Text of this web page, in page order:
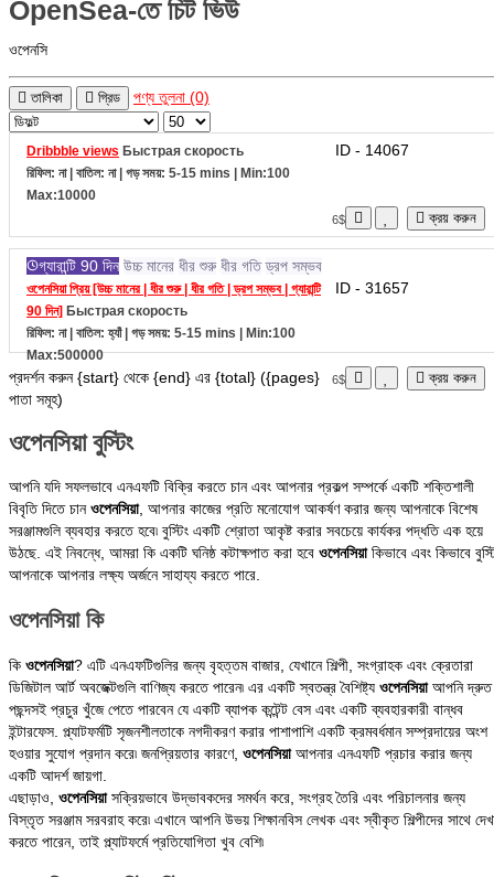
ওপেনসি
তালিকা গ্রিড পণ্য তুলনা (0)
Dribbble views Быстрая скорость
রিফিল: না | বাতিল: না | গড় সময়: 5-15 mins| Min:100
Max:10000
ID - 14067
গ্যারান্টি 90 দিন উচ্চ মানের ধীর শুরু ধীর গতি ড্রপ সম্ভব
ওপেনসিয়া প্রিয় [উচ্চ মানের | ধীর শুরু | ধীর গতি | ড্রপ সম্ভব | গ্যারান্টি
90 দিন] Быстрая скорость
রিফিল: না | বাতিল: হ্যাঁ | গড় সময়: 5-15 mins
Max:500000
ক্রয় করুন
প্রদর্শন করুন {start} থেকে {end} এর {total} ({pages}
পাতা সমূহ)
আপনি যদি সফলভাবে এনএফটি বিক্রি করতে চান এবং আপনার প্রকল্প সম্পর্কে একটি শক্তিশালী
বিবৃতি দিতে চানওপেনসিয়া, আপনার কাজের প্রতি মনোযোগ আকর্ষণ করার জন্য আপনাকে বিশেষ
সরঞ্জামগুলি ব্যবহার করতে হবে৷ বুস্টিং একটি শ্রোতা আকৃষ্ট করার সবচেয়ে কার্যকর পদ্ধতি এক হয়ে
উঠছে. এই নিবন্ধে, আমরা কি একটি ঘনিষ্ঠ কটাক্ষপাত করা হবেওপেনসিয়াকিভাবে এবং কিভাবে
আপনাকে আপনার লক্ষ্য অর্জনে সাহায্য করতে পারে.
ডিজিটাল আর্ট অবজেক্টগুলি বাণিজ্য করতে পারেন৷ এর একটি স্বতন্ত্র বৈশিষ্ট্যওপেনসিয়াআপনি দ্রুত
পছন্দসই প্রচুর খুঁজে পেতে পারবেন যে একটি ব্যাপক কন্টেন্ট বেস এবং একটি ব্যবহারকারী বান্ধব
ইন্টারফেস. প্ল্যাটফর্মটি সৃজনশীলতাকে নগদীকরণ করার পাশাপাশি একটি ক্রমবর্ধমান সম্প্রদায়ের অংশ
হওয়ার সুযোগ প্রদান করে৷ জনপ্রিয়তার কারণে,ওপেনসিয়াআপনার এনএফটি প্রচার করার জন্য
একটি আদর্শ জায়গা.
এছাড়াও,ওপেনসিয়া
বিস্তৃত সরঞ্জাম সরবরাহ করে৷ এখানে আপনি উভয় শিক্ষানবিস লেখক এবং স্বীকৃত শিল্পীদের সাথে
করতে পারেন, তাই প্ল্যাটফর্মে প্রতিযোগিতা খুব বেশি৷